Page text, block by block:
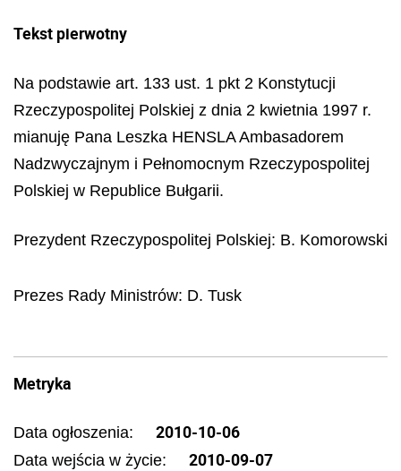
Tekst pierwotny
Na podstawie art. 133 ust. 1 pkt 2 Konstytucji
Rzeczypospolitej Polskiej z dnia 2 kwietnia 1997 r.
mianuję Pana Leszka HENSLA Ambasadorem
Nadzwyczajnym i Pełnomocnym Rzeczypospolitej
Polskiej w Republice Bułgarii.
Prezydent Rzeczypospolitej Polskiej: B. Komorowski
Prezes Rady Ministrów: D. Tusk
Metryka
Data ogłoszenia: 2010-10-06
Data wejścia w życie: 2010-09-07